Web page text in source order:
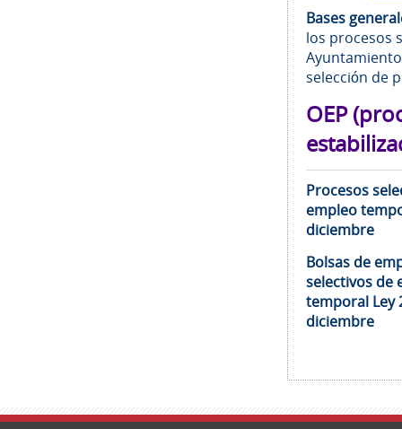
Bases
los procesos
selección de
OEP
Procesos
empleo
diciembre
Bolsas de
selectivos de
temporal Ley
diciembre